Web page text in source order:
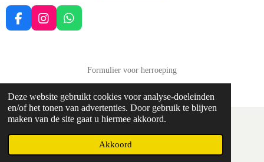
Deze website gebruikt cookies voor analyse-doeleinden
en/of het tonen van advertenties. Door gebruik te blijven
maken van de site gaat u hiermee akkoord.
Akkoord
F
a
k
I
n
a
m
W
h
p
Formulier voor herroeping